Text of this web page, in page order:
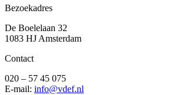
Bezoekadres
De Boelelaan 32
1083 HJ Amsterdam
Contact
020 – 57 45 075
E-mail: info@vdef.nl